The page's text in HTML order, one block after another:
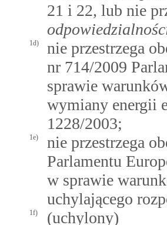
21 i 22, lub nie
1d)
nie przestrzega
nr 714/2009
sprawie
wymiany energii
1228/2003;
1e)
nie przestrzega
Parlamentu
w sprawie
uchylającego
1f) (uchylony)